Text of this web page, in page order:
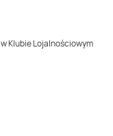
w Klubie Lojalnościowym